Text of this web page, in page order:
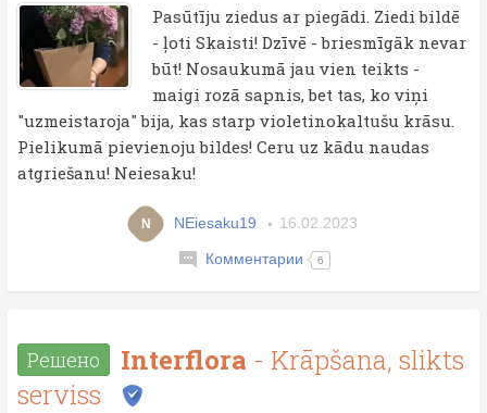
Pasūtīju ziedus ar piegādi. Ziedi bildē
- ļoti Skaisti! Dzīvē - briesmīgāk nevar
būt! Nosaukumā jau vien teikts -
maigi rozā sapnis, bet tas, ko viņi
"uzmeistaroja" bija, kas starp violetinokaltušu krāsu.
Pielikumā pievienoju bildes! Ceru uz kādu naudas
atgriešanu! Neiesaku!
N NEiesaku19 16.02.2023
Комментарии 6
Решено Interflora - Krāpšana, slikts
serviss